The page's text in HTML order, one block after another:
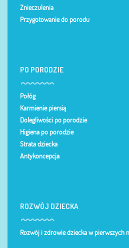
Znieczulenia
Przygotowanie do porodu
PO PORODZIE
Połóg
Karmienie piersią
Dolegliwości po porodzie
Higiena po porodzie
Strata dziecka
Antykoncepcja
ROZWÓJ DZIECKA
Rozwój i zdrowie dziecka w pierwszych